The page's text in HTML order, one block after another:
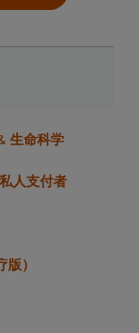
生命科学
人支付者
）